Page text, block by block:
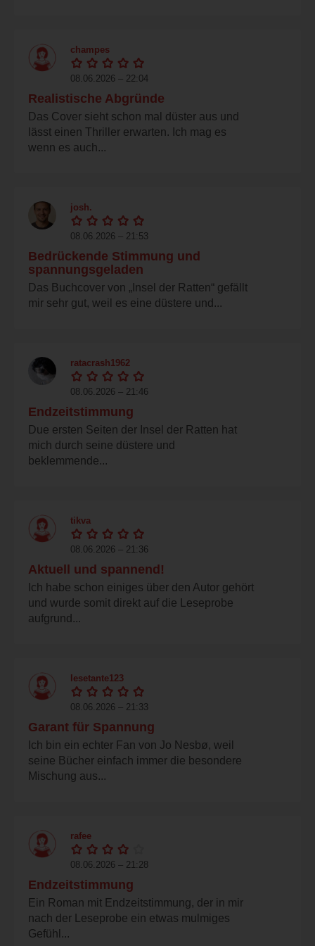
champes
08.06.2026 – 22:04
Realistische Abgründe
Das Cover sieht schon mal düster aus und
lässt einen Thriller erwarten. Ich mag es
wenn es auch...
josh.
08.06.2026 – 21:53
Bedrückende Stimmung und
spannungsgeladen
Das Buchcover von „Insel der Ratten“ gefällt
mir sehr gut, weil es eine düstere und...
ratacrash1962
08.06.2026 – 21:46
Endzeitstimmung
Due ersten Seiten der Insel der Ratten hat
mich durch seine düstere und
beklemmende...
tikva
08.06.2026 – 21:36
Aktuell und spannend!
Ich habe schon einiges über den Autor gehört
und wurde somit direkt auf die Leseprobe
aufgrund...
lesetante123
08.06.2026 – 21:33
Garant für Spannung
Ich bin ein echter Fan von Jo Nesbø, weil
seine Bücher einfach immer die besondere
Mischung aus...
rafee
08.06.2026 – 21:28
Endzeitstimmung
Ein Roman mit Endzeitstimmung, der in mir
nach der Leseprobe ein etwas mulmiges
Gefühl...